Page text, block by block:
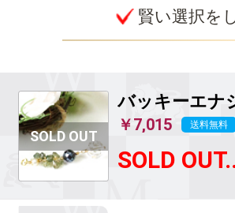
賢い選択を
バッキーエナ
￥7,015 送料無料
SOLD